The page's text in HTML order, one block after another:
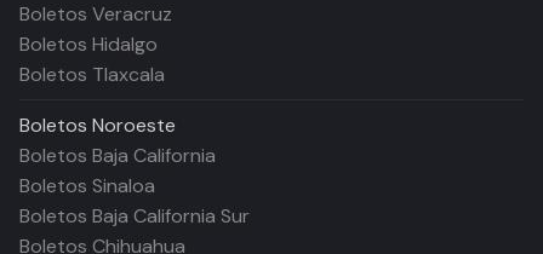
Boletos Veracruz
Boletos Hidalgo
Boletos Tlaxcala
Boletos Noroeste
Boletos Baja California
Boletos Sinaloa
Boletos Baja California Sur
Boletos Chihuahua